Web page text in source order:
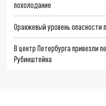
похолодание
Оранжевый уровень опасности
В центр Петербурга привезли
Рубинштейна